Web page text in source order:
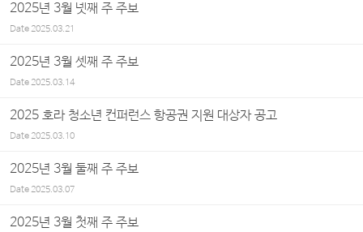
2025년 3월 넷째 주 주보
Date2025.03.21
2025년 3월 셋째 주 주보
Date2025.03.14
2025 호라 청소년 컨퍼런스 항공권 지원 대상자 공고
Date2025.03.10
2025년 3월 둘째 주 주보
Date2025.03.07
2025년 3월 첫째 주 주보